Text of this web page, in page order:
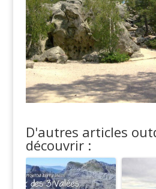
D'autres articles
découvrir :